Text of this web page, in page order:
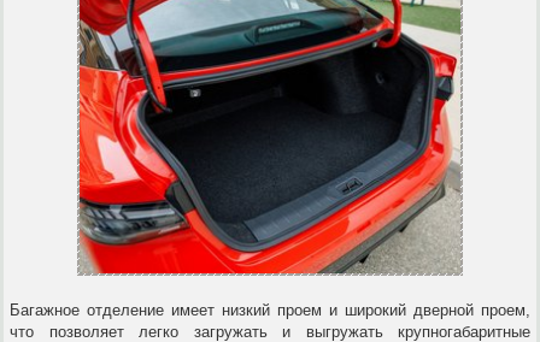
Багажное отделение имеет низкий проем и широкий дверной проем,
что позволяет легко загружать и выгружать крупногабаритные